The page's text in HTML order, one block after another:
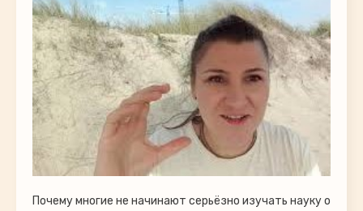
Почему многие не начинают серьёзно изучать науку о